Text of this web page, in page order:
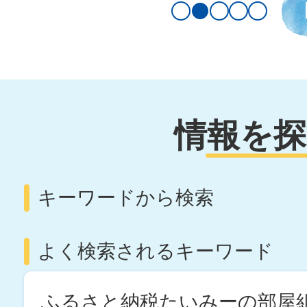
1枚目のスライドを表示
2枚目のスライドを表示
3枚目のスライドを
4枚目のスラ
5枚目の
情報を
キーワードから検索
よく検索されるキーワード
ふるさと納税たいみーの部屋